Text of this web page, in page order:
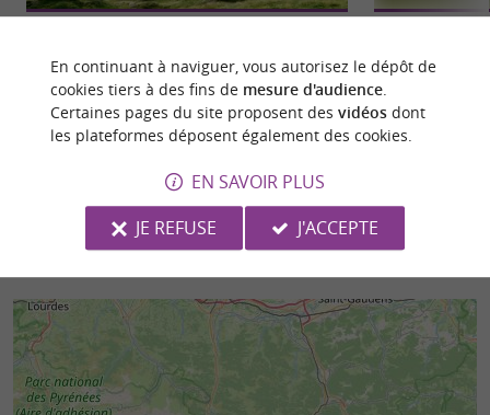
Pour y accéder, vous devez passer par une
première randonnée qui vous mène au Lac Oô.
Une fois passé ce ...
4,0 km - Bagnères-de-Luchon
Une randonnée
incontournable
chaussures et un
4,3 km -
En continuant à naviguer, vous autorisez le dépôt de
cookies tiers à des fins de mesure d'audience.
Certaines pages du site proposent des vidéosdont
les plateformes déposent également des cookies.
EN SAVOIR PLUS
JE REFUSE
J'ACCEPTE